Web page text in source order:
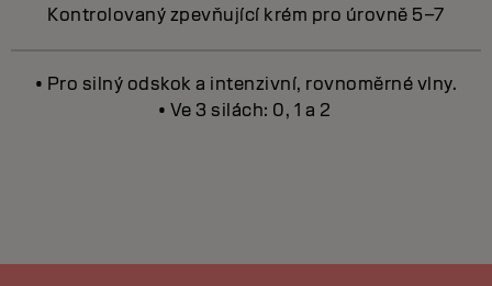
Kontrolovaný zpevňující krém pro úrovně 5–7
• Pro silný odskok a intenzivní, rovnoměrné vlny.
• Ve 3 silách: 0, 1 a 2